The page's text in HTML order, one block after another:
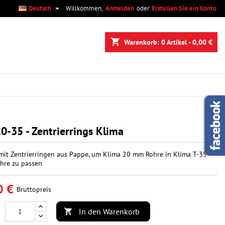
Willkommen, Anmelden oder Erstellen Sie ein Konto
Deutsch 
shopping_cart Warenkorb: 0Artikel - 0,00 €
35 - Zentrierrings Klima
Zentrierringen aus Pappe, um Klima 20 mm Rohre in Klima T-35
zu passen
€ Bruttopreis
 In den Warenkorb